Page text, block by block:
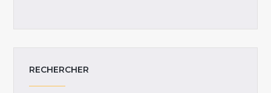
RECHERCHER